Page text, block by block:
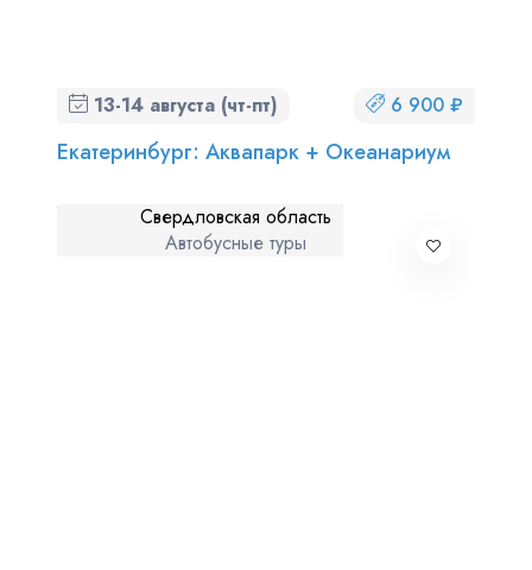
13-14 августа (чт-пт) 6 900 ₽
Екатеринбург: Аквапарк + Океанариум
Свердловская область
Автобусные туры